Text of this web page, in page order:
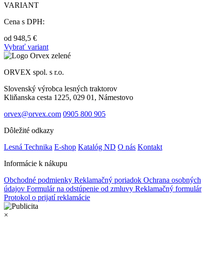
VARIANT
Cena s DPH:
od 948,5 €
Vybrať variant
ORVEX spol. s r.o.
Slovenský výrobca lesných traktorov
Kliňanska cesta 1225, 029 01, Námestovo
orvex@orvex.com 0905 800 905
Dôležité odkazy
Lesná Technika E-shop Katalóg ND O nás Kontakt
Informácie k nákupu
Obchodné podmienky Reklamačný poriadok Ochrana osobných
údajov Formulár na odstúpenie od zmluvy Reklamačný formulár
Protokol o prijatí reklamácie
×